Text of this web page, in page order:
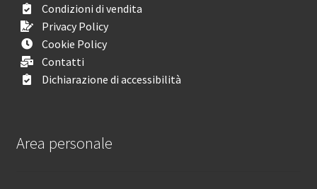
Condizioni di vendita
Privacy Policy
Cookie Policy
Contatti
Dichiarazione di accessibilità
Area personale